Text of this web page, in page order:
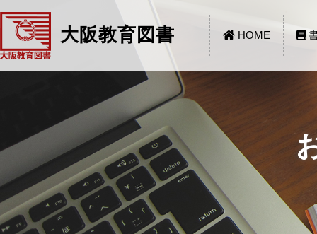
大阪教育図書 HOME